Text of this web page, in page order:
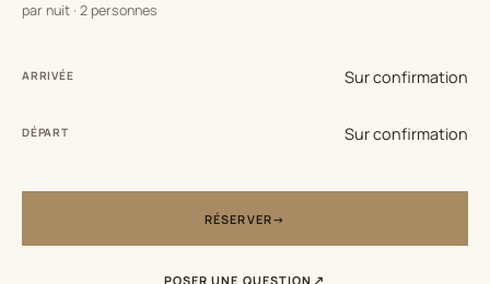
par nuit · 2 personnes
ARRIVÉE Sur confirmation
DÉPART Sur confirmation
RÉSERVER
POSER UNE QUESTION